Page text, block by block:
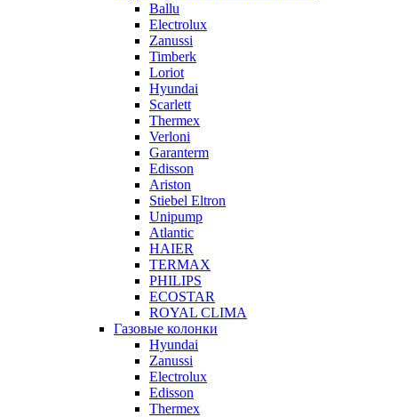
Ballu
Electrolux
Zanussi
Timberk
Loriot
Hyundai
Scarlett
Thermex
Verloni
Garanterm
Edisson
Ariston
Stiebel Eltron
Unipump
Atlantic
HAIER
TERMAX
PHILIPS
ECOSTAR
ROYAL CLIMA
Газовые колонки
Hyundai
Zanussi
Electrolux
Edisson
Thermex